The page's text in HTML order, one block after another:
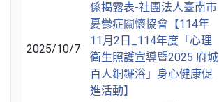
2025/10/7
係揭露表-社團法人臺南市
憂鬱症關懷協會【114年
11月2日_114年度「心理
衛生照護宣導暨2025 府城
百人銅鑼浴」身心健康促
進活動】